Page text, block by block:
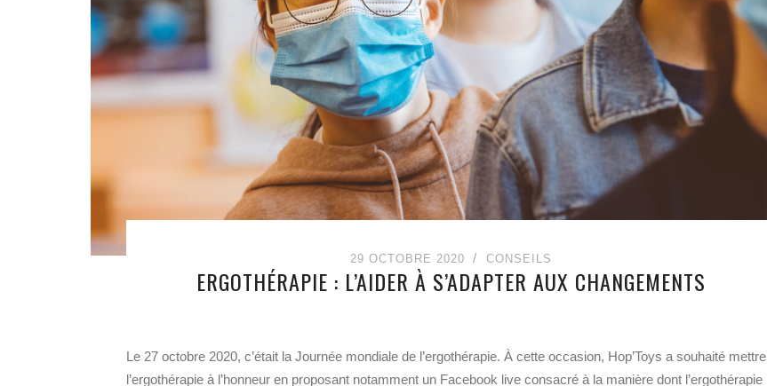
29 OCTOBRE 2020 CONSEILS
ERGOTHÉRAPIE : L’AIDER À S’ADAPTER AUX CHANGEMENTS
Le 27 octobre 2020, c’était la Journée mondiale de l’ergothérapie. À cette occasion, Hop’Toys a souhaité mettre
l’ergothérapie à l’honneur en proposant notamment un Facebook live consacré à la manière dont l’ergothérapie